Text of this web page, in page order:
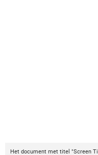
Het document met titel "Screen